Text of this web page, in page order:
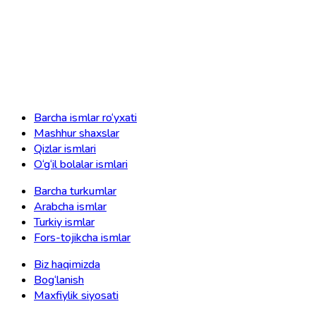
Barcha ismlar ro‘yxati
Mashhur shaxslar
Qizlar ismlari
O‘g‘il bolalar ismlari
Barcha turkumlar
Arabcha ismlar
Turkiy ismlar
Fors-tojikcha ismlar
Biz haqimizda
Bog‘lanish
Maxfiylik siyosati